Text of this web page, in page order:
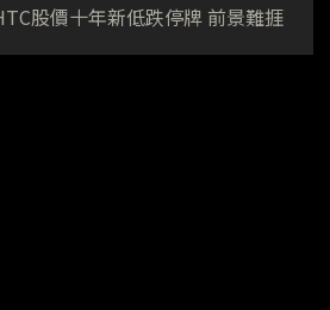
股價十年新低跌停牌 前景難捱